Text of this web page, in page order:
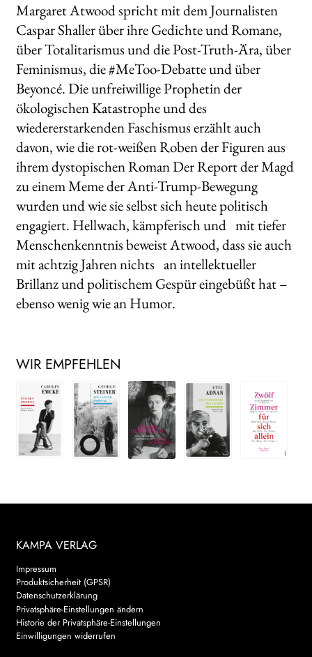
Margaret Atwood spricht mit dem Journalisten
Caspar Shaller über ihre Gedichte und Romane,
über Totalitarismus und die Post-Truth-Ära, über
Feminismus, die #MeToo-Debatte und über
Beyoncé. Die unfreiwillige Prophetin der
ökologischen Katastrophe und des
wiedererstarkenden Faschismus erzählt auch
davon, wie die rot-weißen Roben der Figuren aus
ihrem dystopischen Roman Der Report der Magd
zu einem Meme der Anti-Trump-Bewegung
wurden und wie sie selbst sich heute politisch
engagiert. Hellwach, kämpferisch und mit tiefer
Menschenkenntnis beweist Atwood, dass sie auch
mit achtzig Jahren nichts an intellektueller
Brillanz und politischem Gespür eingebüßt hat –
ebenso wenig wie an Humor.
WIR EMPFEHLEN
KAMPA VERLAG
Impressum
Produktsicherheit (GPSR)
Datenschutzerklärung
Privatsphäre-Einstellungen ändern
Historie der Privatsphäre-Einstellungen
Einwilligungen widerrufen